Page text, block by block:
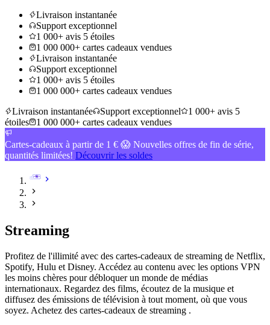
Livraison instantanée
Support exceptionnel
1 000+ avis 5 étoiles
1 000 000+ cartes cadeaux vendues
Livraison instantanée
Support exceptionnel
1 000+ avis 5 étoiles
1 000 000+ cartes cadeaux vendues
Livraison instantanée
Support exceptionnel
1 000+ avis 5
étoiles
1 000 000+ cartes cadeaux vendues
Cartes-cadeaux à partir de 1 € 😱 Nouvelles offres de fin de série,
quantités limitées! Découvrir les soldes
Streaming
Profitez de l'illimité avec des cartes-cadeaux de streaming de Netflix,
Spotify, Hulu et Disney. Accédez au contenu avec les options VPN
les moins chères pour débloquer un monde de médias
internationaux. Regardez des films, écoutez de la musique et
diffusez des émissions de télévision à tout moment, où que vous
soyez. Achetez des cartes-cadeaux de streaming .